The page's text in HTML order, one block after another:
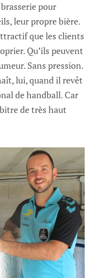
pour
leur propre bière.
que les clients
Qu’ils peuvent
Sans pression.
lui, quand il revêt
de handball. Car
de très haut